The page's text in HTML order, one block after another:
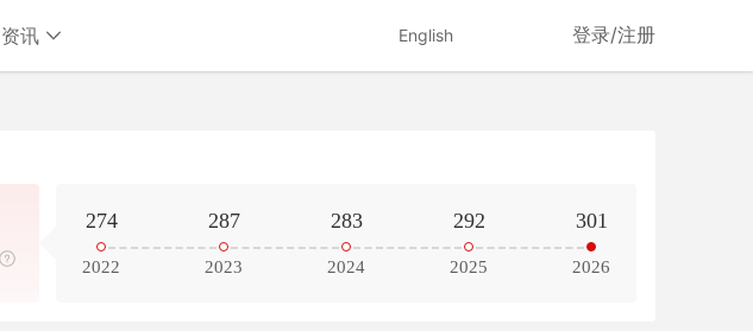
资讯 登录/注册
English
274
2022
287
2023
283
2024
292
2025
301
2026